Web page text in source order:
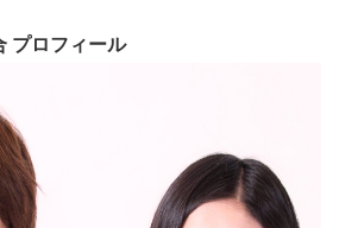
プロフィール